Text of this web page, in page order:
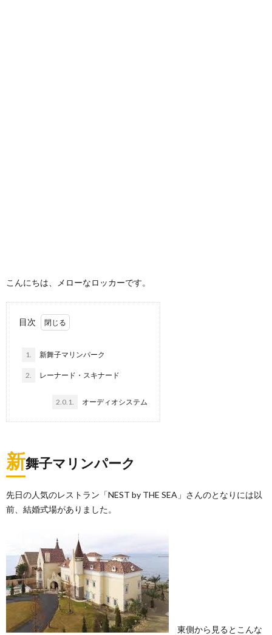
こんにちは、メローなロッカーです。
目次
1. 新舞子マリンパーク
2. レーナード・スキナード
2.0.1. オーディオシステム
新舞子マリンパーク
先日の人気のレストラン「NEST by THE SEA」さんのとなりには以
前、結婚式場がありました。
東側から見るとこんな